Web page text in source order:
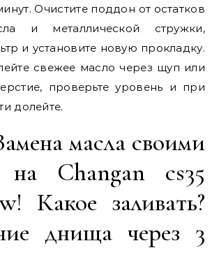
Очистите поддон от остатков
и металлической стружки,
и установите новую прокладку.
свежее масло через щуп или
проверьте уровень и при
долейте.
масла своими
на Changan cs35
Какое заливать?
днища через 3